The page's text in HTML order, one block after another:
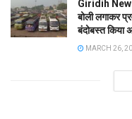
Giridih
बोली लगाकर
बंदोबस्त किया
MARCH 26,